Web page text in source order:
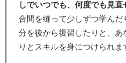
しでいつでも、何度でも見直
合間を縫って少しずつ学んだ
分を後から復習したりと、あ
りとスキルを身につけられま